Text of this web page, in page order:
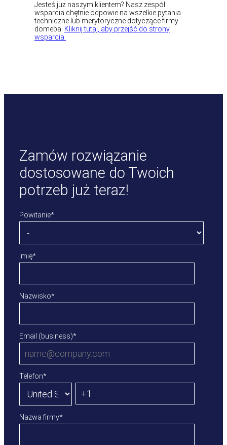
Jesteś już naszym klientem? Nasz zespół
wsparcia chętnie odpowie na wszelkie pytania
techniczne lub merytoryczne dotyczące firmy
domeba. Kliknij tutaj, aby przejść do strony
wsparcia.
Zamów rozwiązanie
dostosowane do Twoich
potrzeb już teraz!
Powitanie*
Imię*
Nazwisko*
Email (business)*
Telefon*
Nazwa firmy*